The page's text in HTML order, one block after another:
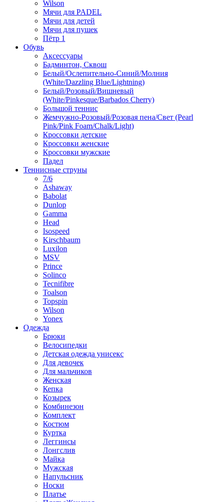
Wilson
Мячи для PADEL
Мячи для детей
Мячи для пушек
Пётр 1
Обувь
Аксессуары
Бадминтон, Сквош
Белый/Ослепительно-Синий/Молния
(White/Dazzling Blue/Lightning)
Белый/Розовый/Вишневый
(White/Pinkesque/Barbados Cherry)
Большой теннис
Жемчужно-Розовый/Розовая пена/Свет (Pearl
Pink/Pink Foam/Chalk/Light)
Кроссовки детские
Кроссовки женские
Кроссовки мужские
Падел
Теннисные струны
7/6
Ashaway
Babolat
Dunlop
Gamma
Head
Isospeed
Kirschbaum
Luxilon
MSV
Prince
Solinco
Tecnifibre
Toalson
Topspin
Wilson
Yonex
Одежда
Брюки
Велосипедки
Детская одежда унисекс
Для девочек
Для мальчиков
Женская
Кепка
Козырек
Комбинезон
Комплект
Костюм
Куртка
Леггинсы
Лонгслив
Майка
Мужская
Напульсник
Носки
Платье